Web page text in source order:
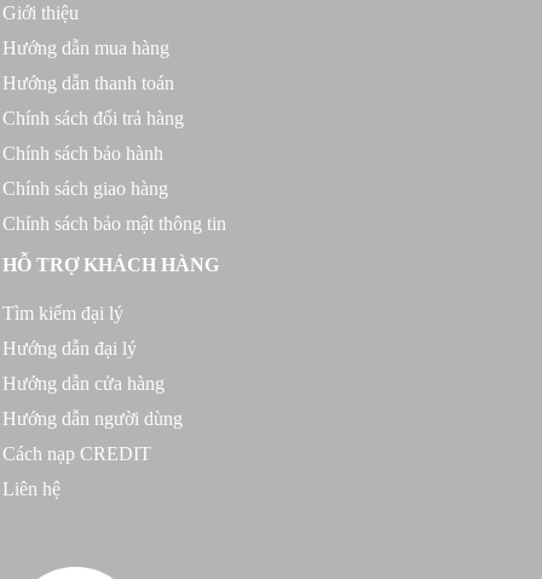
Giới thiệu
Hướng dẫn mua hàng
Hướng dẫn thanh toán
Chính sách đổi trả hàng
Chính sách bảo hành
Chính sách giao hàng
Chính sách bảo mật thông tin
HỖ TRỢ KHÁCH HÀNG
Tìm kiếm đại lý
Hướng dẫn đại lý
Hướng dẫn cửa hàng
Hướng dẫn người dùng
Cách nạp CREDIT
Liên hệ